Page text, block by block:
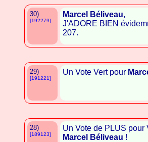
30)
[192279]
Marcel Béliveau,
J'ADORE BIEN
207.
29)
[191221]
Un Vote Vert pour
28)
[189123]
Un Vote de PLUS pour
Marcel Béliveau !